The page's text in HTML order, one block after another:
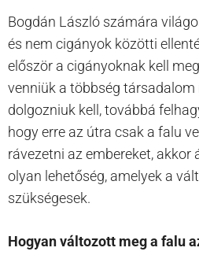
Bogdán László számára
és nem cigányok közötti
először a cigányoknak kell
venniük a többség
dolgozniuk kell, továbbá
hogy erre az útra csak a falu
rávezetni az embereket, akkor
olyan lehetőség, amelyek a
szükségesek.
Hogyan változott meg a falu